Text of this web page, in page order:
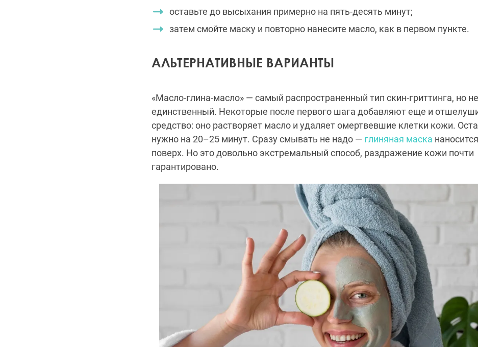
оставьте до высыхания примерно на пять-десять минут;
затем смойте маску и повторно нанесите масло, как в первом пункте.
АЛЬТЕРНАТИВНЫЕ ВАРИАНТЫ
«Масло-глина-масло» — самый распространенный тип скин-гриттинга, но не
единственный. Некоторые после первого шага добавляют еще и
средство: оно растворяет масло и удаляет омертвевшие клетки кожи.
нужно на 20–25 минут. Сразу смывать не надо — глиняная маска
поверх. Но это довольно экстремальный способ, раздражение кожи почти
гарантировано.